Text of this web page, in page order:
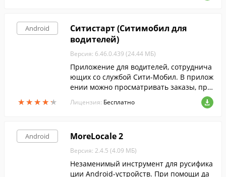
Android
★★★★★
★★★★★
Ситистарт (Ситимобил для
водителей)
Версия: 6.46.0.439 (24.44 МБ)
Приложение для водителей, сотруднича
ющих со службой Сити-Мобил. В прилож
ении можно просматривать заказы, при
нимать их и смотреть историю выполне
нных заказов.
Лицензия: Бесплатно
Android MoreLocale 2
Версия: 2.4.5 (4.09 МБ)
Незаменимый инструмент для русифика
ции Android-устройств. При помощи да